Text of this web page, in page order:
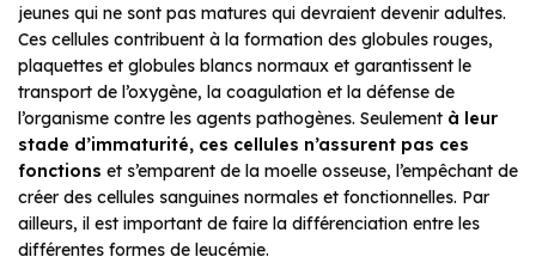
jeunes qui ne sont pas matures qui devraient devenir adultes.
Ces cellules contribuent à la formation des globules rouges,
plaquettes et globules blancs normaux et garantissent le
transport de l’oxygène, la coagulation et la défense de
l’organisme contre les agents pathogènes. Seulement à leur
stade d’immaturité, ces cellules n’assurent pas ces
fonctions et s’emparent de la moelle osseuse, l’empêchant de
créer des cellules sanguines normales et fonctionnelles. Par
ailleurs, il est important de faire la différenciation entre les
différentes formes de leucémie.